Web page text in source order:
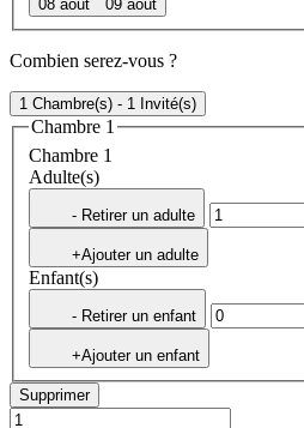
08 août 09 août
Combien serez-vous ?
1 Chambre(s) - 1 Invité(s)
Chambre 1
Chambre 1
Adulte(s)
- Retirer un adulte
+Ajouter un adulte
Enfant(s)
- Retirer un enfant
+Ajouter un enfant
Supprimer